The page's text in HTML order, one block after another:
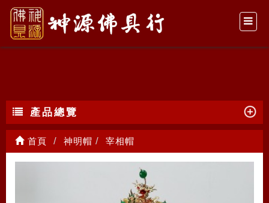
宰相帽
產品總覽
首頁 神明帽 宰相帽